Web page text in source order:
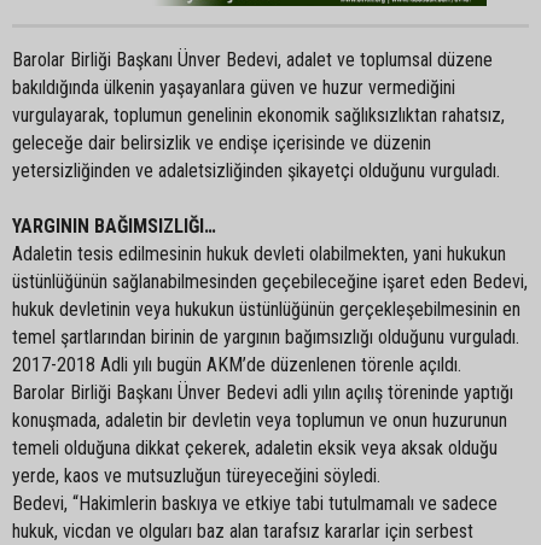
Barolar Birliği Başkanı Ünver Bedevi, adalet ve toplumsal düzene
bakıldığında ülkenin yaşayanlara güven ve huzur vermediğini
vurgulayarak, toplumun genelinin ekonomik sağlıksızlıktan rahatsız,
geleceğe dair belirsizlik ve endişe içerisinde ve düzenin
yetersizliğinden ve adaletsizliğinden şikayetçi olduğunu vurguladı.
YARGININ BAĞIMSIZLIĞI…
Adaletin tesis edilmesinin hukuk devleti olabilmekten, yani hukukun
üstünlüğünün sağlanabilmesinden geçebileceğine işaret eden Bedevi,
hukuk devletinin veya hukukun üstünlüğünün gerçekleşebilmesinin en
temel şartlarından birinin de yargının bağımsızlığı olduğunu vurguladı.
2017-2018 Adli yılı bugün AKM’de düzenlenen törenle açıldı.
Barolar Birliği Başkanı Ünver Bedevi adli yılın açılış töreninde yaptığı
konuşmada, adaletin bir devletin veya toplumun ve onun huzurunun
temeli olduğuna dikkat çekerek, adaletin eksik veya aksak olduğu
yerde, kaos ve mutsuzluğun türeyeceğini söyledi.
Bedevi, “Hakimlerin baskıya ve etkiye tabi tutulmamalı ve sadece
hukuk, vicdan ve olguları baz alan tarafsız kararlar için serbest